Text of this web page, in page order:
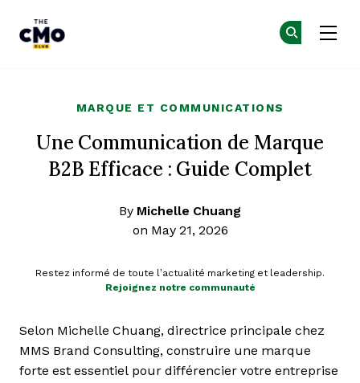
MARQUE ET COMMUNICATIONS
Une Communication de Marque
B2B Efficace : Guide Complet
By Michelle Chuang
on May 21, 2026
Restez informé de toute l’actualité marketing et leadership.
Rejoignez notre communauté
Selon Michelle Chuang, directrice principale chez
MMS Brand Consulting, construire une marque
forte est essentiel pour différencier votre entreprise